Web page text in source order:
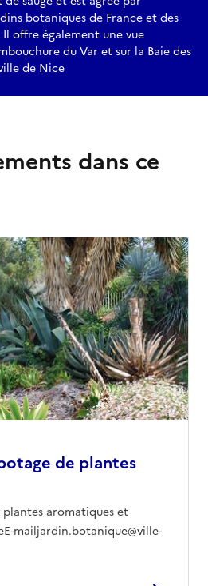
botaniques de France et des
offre également une vue
du Var et sur la Baie des
de Nice
dans ce
de plantes
aromatiques et
mailjardin.botanique@ville-